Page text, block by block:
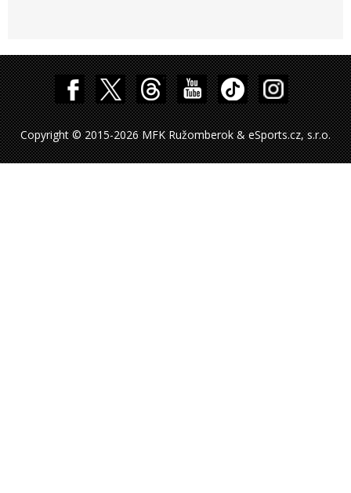
Copyright © 2015-2026 MFK Ružomberok & eSports.cz, s.r.o.